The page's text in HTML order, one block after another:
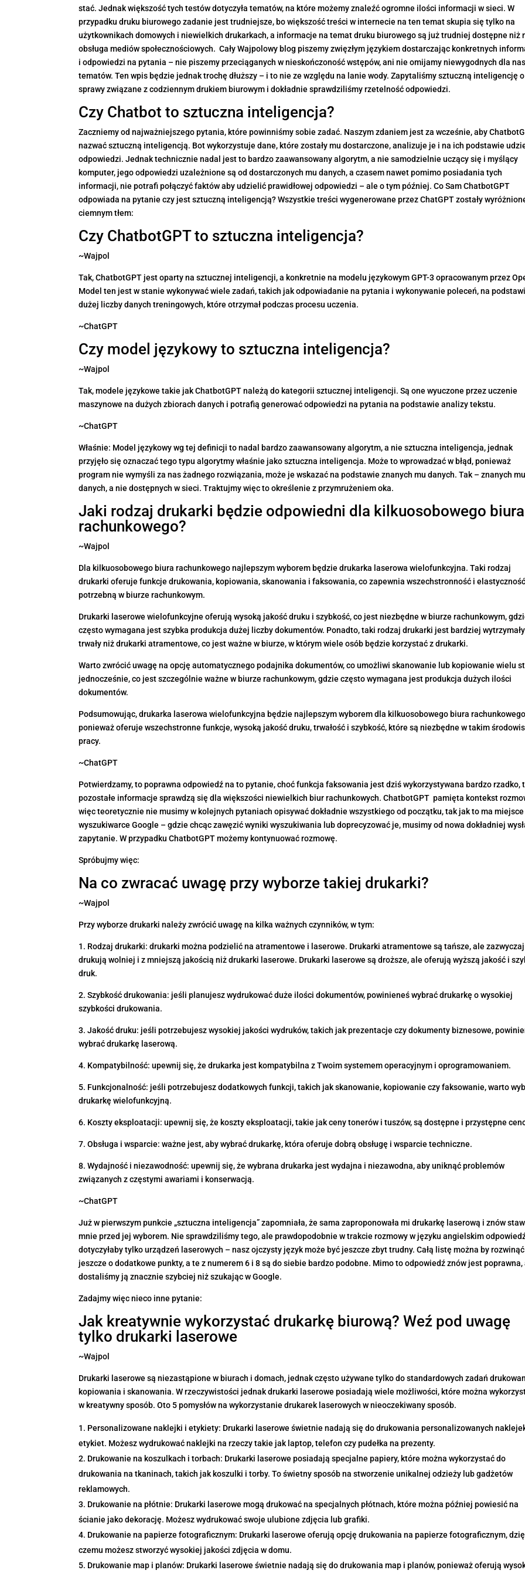
stać. Jednak większość tych testów dotyczyła tematów, na które możemy znaleźć ogromne ilości informacji w sieci. W
przypadku druku biurowego zadanie jest trudniejsze, bo większość treści w internecie na ten temat skupia się tylko na
użytkownikach domowych i niewielkich drukarkach, a informacje na temat druku biurowego są już trudniej dostępne niż
obsługa mediów społecznościowych. Cały Wajpolowy blog piszemy zwięzłym językiem dostarczając konkretnych
i odpowiedzi na pytania – nie piszemy przeciąganych w nieskończoność wstępów, ani nie omijamy niewygodnych dla nas
tematów. Ten wpis będzie jednak trochę dłuższy – i to nie ze względu na lanie wody. Zapytaliśmy sztuczną inteligencję o
sprawy związane z codziennym drukiem biurowym i dokładnie sprawdziliśmy rzetelność odpowiedzi.
Czy Chatbot to sztuczna inteligencja?
Zaczniemy od najważniejszego pytania, które powinniśmy sobie zadać. Naszym zdaniem jest za wcześnie, aby
nazwać sztuczną inteligencją. Bot wykorzystuje dane, które zostały mu dostarczone, analizuje je i na ich podstawie
odpowiedzi. Jednak technicznie nadal jest to bardzo zaawansowany algorytm, a nie samodzielnie uczący się i myślący
komputer, jego odpowiedzi uzależnione są od dostarczonych mu danych, a czasem nawet pomimo posiadania tych
informacji, nie potrafi połączyć faktów aby udzielić prawidłowej odpowiedzi – ale o tym później. Co Sam ChatbotGPT
odpowiada na pytanie czy jest sztuczną inteligencją? Wszystkie treści wygenerowane przez ChatGPT zostały
ciemnym tłem:
Czy ChatbotGPT to sztuczna inteligencja?
~Wajpol
Tak, ChatbotGPT jest oparty na sztucznej inteligencji, a konkretnie na modelu językowym GPT-3 opracowanym przez
Model ten jest w stanie wykonywać wiele zadań, takich jak odpowiadanie na pytania i wykonywanie poleceń, na
dużej liczby danych treningowych, które otrzymał podczas procesu uczenia.
~ChatGPT
Czy model językowy to sztuczna inteligencja?
~Wajpol
Tak, modele językowe takie jak ChatbotGPT należą do kategorii sztucznej inteligencji. Są one wyuczone przez uczenie
maszynowe na dużych zbiorach danych i potrafią generować odpowiedzi na pytania na podstawie analizy tekstu.
~ChatGPT
Właśnie: Model językowy wg tej definicji to nadal bardzo zaawansowany algorytm, a nie sztuczna inteligencja, jednak
przyjęło się oznaczać tego typu algorytmy właśnie jako sztuczna inteligencja. Może to wprowadzać w błąd, ponieważ
program nie wymyśli za nas żadnego rozwiązania, może je wskazać na podstawie znanych mu danych. Tak – znanych mu
danych, a nie dostępnych w sieci. Traktujmy więc to określenie z przymrużeniem oka.
Jaki rodzaj drukarki będzie odpowiedni dla kilkuosobowego biura
rachunkowego?
~Wajpol
Dla kilkuosobowego biura rachunkowego najlepszym wyborem będzie drukarka laserowa wielofunkcyjna. Taki rodzaj
drukarki oferuje funkcje drukowania, kopiowania, skanowania i faksowania, co zapewnia wszechstronność i elastyczność
potrzebną w biurze rachunkowym.
Drukarki laserowe wielofunkcyjne oferują wysoką jakość druku i szybkość, co jest niezbędne w biurze rachunkowym,
często wymagana jest szybka produkcja dużej liczby dokumentów. Ponadto, taki rodzaj drukarki jest bardziej
trwały niż drukarki atramentowe, co jest ważne w biurze, w którym wiele osób będzie korzystać z drukarki.
Warto zwrócić uwagę na opcję automatycznego podajnika dokumentów, co umożliwi skanowanie lub kopiowanie wielu
jednocześnie, co jest szczególnie ważne w biurze rachunkowym, gdzie często wymagana jest produkcja dużych ilości
dokumentów.
Podsumowując, drukarka laserowa wielofunkcyjna będzie najlepszym wyborem dla kilkuosobowego biura
ponieważ oferuje wszechstronne funkcje, wysoką jakość druku, trwałość i szybkość, które są niezbędne w takim
pracy.
~ChatGPT
Potwierdzamy, to poprawna odpowiedź na to pytanie, choć funkcja faksowania jest dziś wykorzystywana bardzo rzadko,
pozostałe informacje sprawdzą się dla większości niewielkich biur rachunkowych. ChatbotGPT pamięta kontekst
więc teoretycznie nie musimy w kolejnych pytaniach opisywać dokładnie wszystkiego od początku, tak jak to ma miejsce
wyszukiwarce Google – gdzie chcąc zawęzić wyniki wyszukiwania lub doprecyzować je, musimy od nowa dokładniej
zapytanie. W przypadku ChatbotGPT możemy kontynuować rozmowę.
Spróbujmy więc:
Na co zwracać uwagę przy wyborze takiej drukarki?
~Wajpol
Przy wyborze drukarki należy zwrócić uwagę na kilka ważnych czynników, w tym:
1. Rodzaj drukarki: drukarki można podzielić na atramentowe i laserowe. Drukarki atramentowe są tańsze, ale zazwyczaj
drukują wolniej i z mniejszą jakością niż drukarki laserowe. Drukarki laserowe są droższe, ale oferują wyższą jakość i
druk.
2. Szybkość drukowania: jeśli planujesz wydrukować duże ilości dokumentów, powinieneś wybrać drukarkę o wysokiej
szybkości drukowania.
3. Jakość druku: jeśli potrzebujesz wysokiej jakości wydruków, takich jak prezentacje czy dokumenty biznesowe,
wybrać drukarkę laserową.
4. Kompatybilność: upewnij się, że drukarka jest kompatybilna z Twoim systemem operacyjnym i oprogramowaniem.
5. Funkcjonalność: jeśli potrzebujesz dodatkowych funkcji, takich jak skanowanie, kopiowanie czy faksowanie, warto
drukarkę wielofunkcyjną.
6. Koszty eksploatacji: upewnij się, że koszty eksploatacji, takie jak ceny tonerów i tuszów, są dostępne i przystępne
7. Obsługa i wsparcie: ważne jest, aby wybrać drukarkę, która oferuje dobrą obsługę i wsparcie techniczne.
8. Wydajność i niezawodność: upewnij się, że wybrana drukarka jest wydajna i niezawodna, aby uniknąć problemów
związanych z częstymi awariami i konserwacją.
~ChatGPT
Już w pierwszym punkcie „sztuczna inteligencja” zapomniała, że sama zaproponowała mi drukarkę laserową i znów
mnie przed jej wyborem. Nie sprawdziliśmy tego, ale prawdopodobnie w trakcie rozmowy w języku angielskim
dotyczyłaby tylko urządzeń laserowych – nasz ojczysty język może być jeszcze zbyt trudny. Całą listę można by rozwinąć
jeszcze o dodatkowe punkty, a te z numerem 6 i 8 są do siebie bardzo podobne. Mimo to odpowiedź znów jest poprawna,
dostaliśmy ją znacznie szybciej niż szukając w Google.
Zadajmy więc nieco inne pytanie:
Jak kreatywnie wykorzystać drukarkę biurową? Weź pod uwagę
tylko drukarki laserowe
~Wajpol
Drukarki laserowe są niezastąpione w biurach i domach, jednak często używane tylko do standardowych zadań
kopiowania i skanowania. W rzeczywistości jednak drukarki laserowe posiadają wiele możliwości, które można
w kreatywny sposób. Oto 5 pomysłów na wykorzystanie drukarek laserowych w nieoczekiwany sposób.
Personalizowane naklejki i etykiety: Drukarki laserowe świetnie nadają się do drukowania personalizowanych
etykiet. Możesz wydrukować naklejki na rzeczy takie jak laptop, telefon czy pudełka na prezenty.
Drukowanie na koszulkach i torbach: Drukarki laserowe posiadają specjalne papiery, które można wykorzystać do
drukowania na tkaninach, takich jak koszulki i torby. To świetny sposób na stworzenie unikalnej odzieży lub gadżetów
reklamowych.
Drukowanie na płótnie: Drukarki laserowe mogą drukować na specjalnych płótnach, które można później powiesić na
ścianie jako dekorację. Możesz wydrukować swoje ulubione zdjęcia lub grafiki.
Drukowanie na papierze fotograficznym: Drukarki laserowe oferują opcję drukowania na papierze fotograficznym,
czemu możesz stworzyć wysokiej jakości zdjęcia w domu.
Drukowanie map i planów: Drukarki laserowe świetnie nadają się do drukowania map i planów, ponieważ oferują